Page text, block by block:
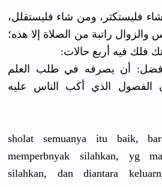
فليستكثر، ومن شاء فليستقلل،
راتبة من الصلاة إلا هذه؛
فلك فيه أربع حالات:
أن يصرفه في طلب العلم
الفصول الذي أكب الناس عليه
sholat semuanya itu baik,
memperbnyak silahkan, yg
silahkan, dan diantara